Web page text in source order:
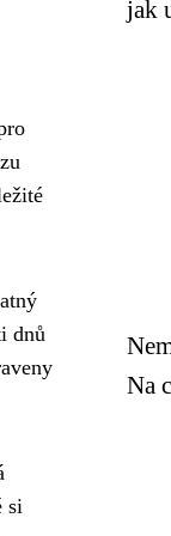
dnů
si
jak
Na